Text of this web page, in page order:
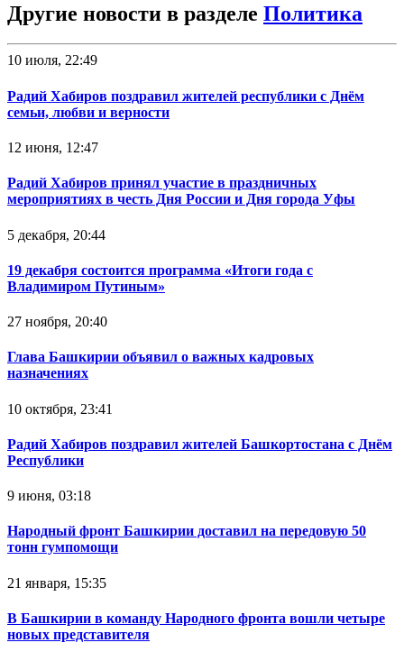
Другие новости в разделе Политика
10 июля, 22:49
Радий Хабиров поздравил жителей республики с Днём
семьи, любви и верности
12 июня, 12:47
Радий Хабиров принял участие в праздничных
мероприятиях в честь Дня России и Дня города Уфы
5 декабря, 20:44
19 декабря состоится программа «Итоги года с
Владимиром Путиным»
27 ноября, 20:40
Глава Башкирии объявил о важных кадровых
назначениях
10 октября, 23:41
Радий Хабиров поздравил жителей Башкортостана с Днём
Республики
9 июня, 03:18
Народный фронт Башкирии доставил на передовую 50
тонн гумпомощи
21 января, 15:35
В Башкирии в команду Народного фронта вошли четыре
новых представителя